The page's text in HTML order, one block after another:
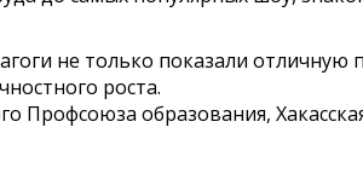
не только показали отличную
роста.
Профсоюза образования,